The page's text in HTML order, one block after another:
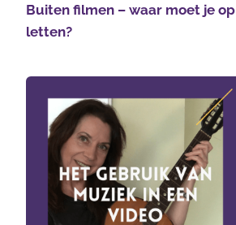
Buiten filmen – waar moet je op
letten?